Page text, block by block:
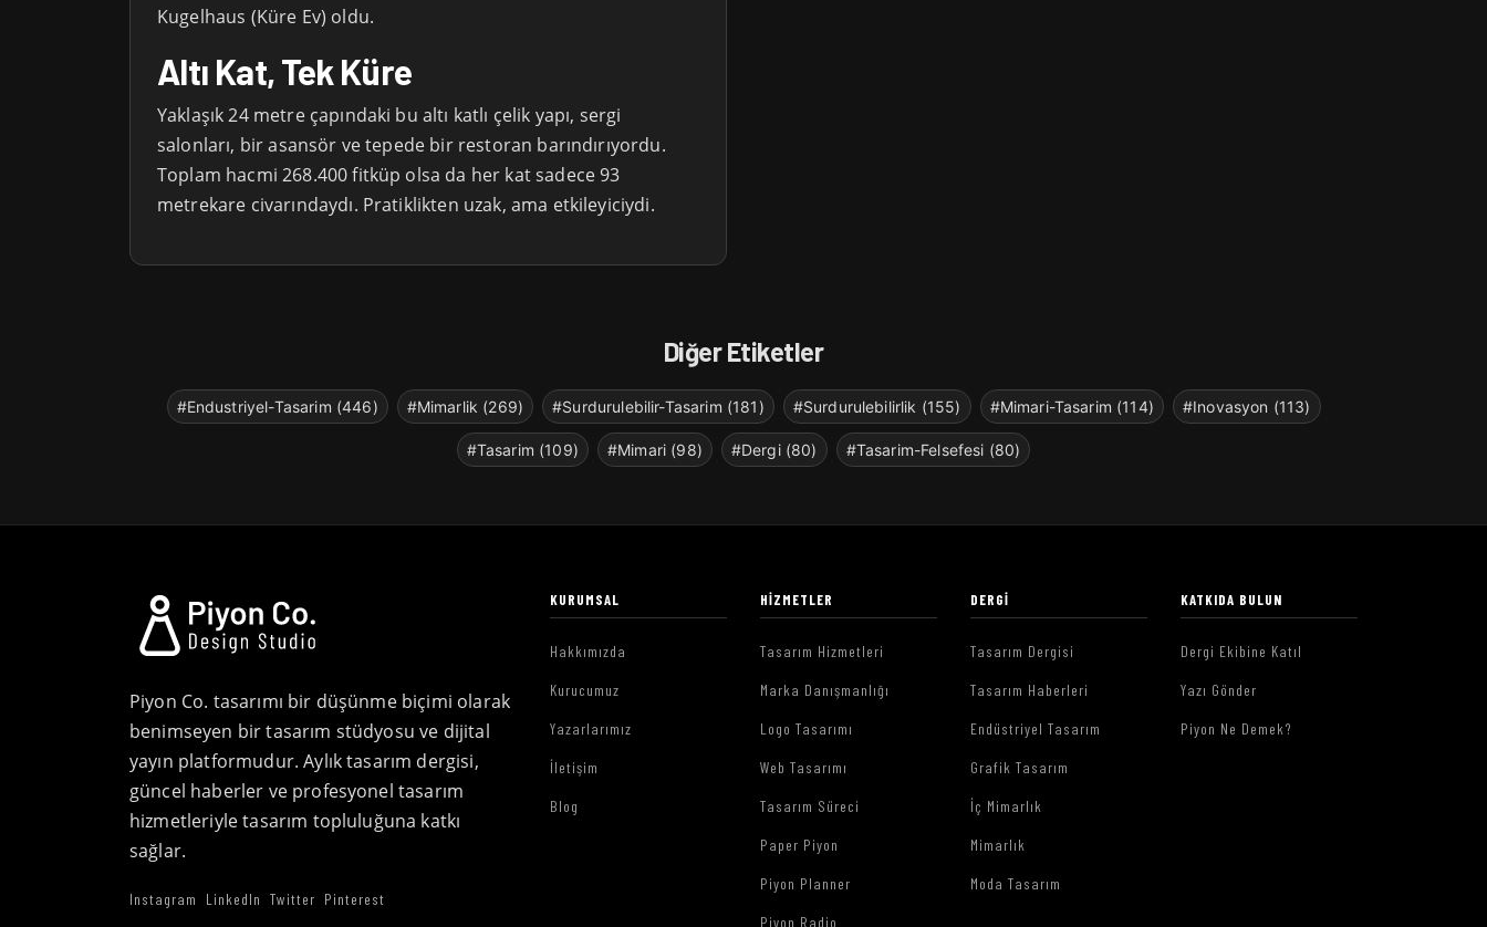
Kugelhaus (Küre Ev) oldu.
Altı Kat, Tek Küre
Yaklaşık 24 metre çapındaki bu altı katlı çelik yapı, sergi
salonları, bir asansör ve tepede bir restoran barındırıyordu.
Toplam hacmi 268.400 fitküp olsa da her kat sadece 93
metrekare civarındaydı. Pratiklikten uzak, ama etkileyiciydi.
Diğer Etiketler
#Endustriyel-Tasarim (446) #Mimarlik (269) #Surdurulebilir-Tasarim (181) #Surdurulebilirlik (155) #Mimari-Tasarim (114) #Inovasyon (113)
#Tasarim (109) #Mimari (98) #Dergi (80) #Tasarim-Felsefesi (80)
Piyon Co. tasarımı bir düşünme biçimi olarak
benimseyen bir tasarım stüdyosu ve dijital
yayın platformudur. Aylık tasarım dergisi,
güncel haberler ve profesyonel tasarım
hizmetleriyle tasarım topluluğuna katkı
sağlar.
Instagram LinkedIn Twitter Pinterest
KURUMSAL
Hakkımızda
Kurucumuz
Yazarlarımız
İletişim
Blog
HIZMETLER
Tasarım Hizmetleri
Marka Danışmanlığı
Logo Tasarımı
Web Tasarımı
Tasarım Süreci
Paper Piyon
Piyon Planner
Piyon Radio
DERGI
Tasarım Dergisi
Tasarım Haberleri
Endüstriyel Tasarım
Grafik Tasarım
İç Mimarlık
Mimarlık
Moda Tasarım
KATKIDA BULUN
Dergi Ekibine Katıl
Yazı Gönder
Piyon Ne Demek?